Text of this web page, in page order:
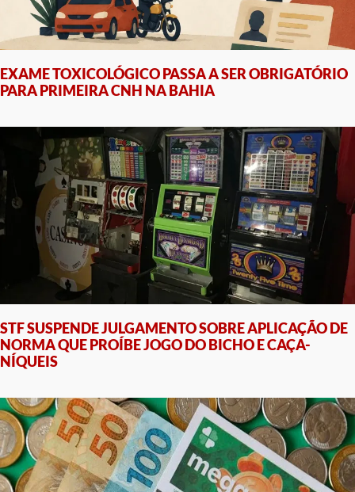
EXAME TOXICOLÓGICO PASSA A SER OBRIGATÓRIO
PARA PRIMEIRA CNH NA BAHIA
STF SUSPENDE JULGAMENTO SOBRE APLICAÇÃO DE
NORMA QUE PROÍBE JOGO DO BICHO E CAÇA-
NÍQUEIS